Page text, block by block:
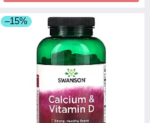
–15%